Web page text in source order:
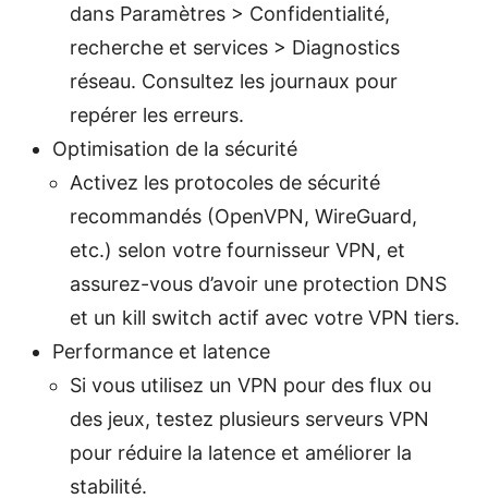
dans Paramètres > Confidentialité,
recherche et services > Diagnostics
réseau. Consultez les journaux pour
repérer les erreurs.
Optimisation de la sécurité
Activez les protocoles de sécurité
recommandés (OpenVPN, WireGuard,
etc.) selon votre fournisseur VPN, et
assurez-vous d’avoir une protection DNS
et un kill switch actif avec votre VPN tiers.
Performance et latence
Si vous utilisez un VPN pour des flux ou
des jeux, testez plusieurs serveurs VPN
pour réduire la latence et améliorer la
stabilité.